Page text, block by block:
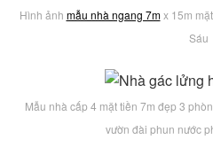
Hình ảnh mẫu nhà ngang 7mx 15m
Sáu
Mẫu nhà cấp 4 mặt tiền 7m đẹp 3
vườn đài phun nước